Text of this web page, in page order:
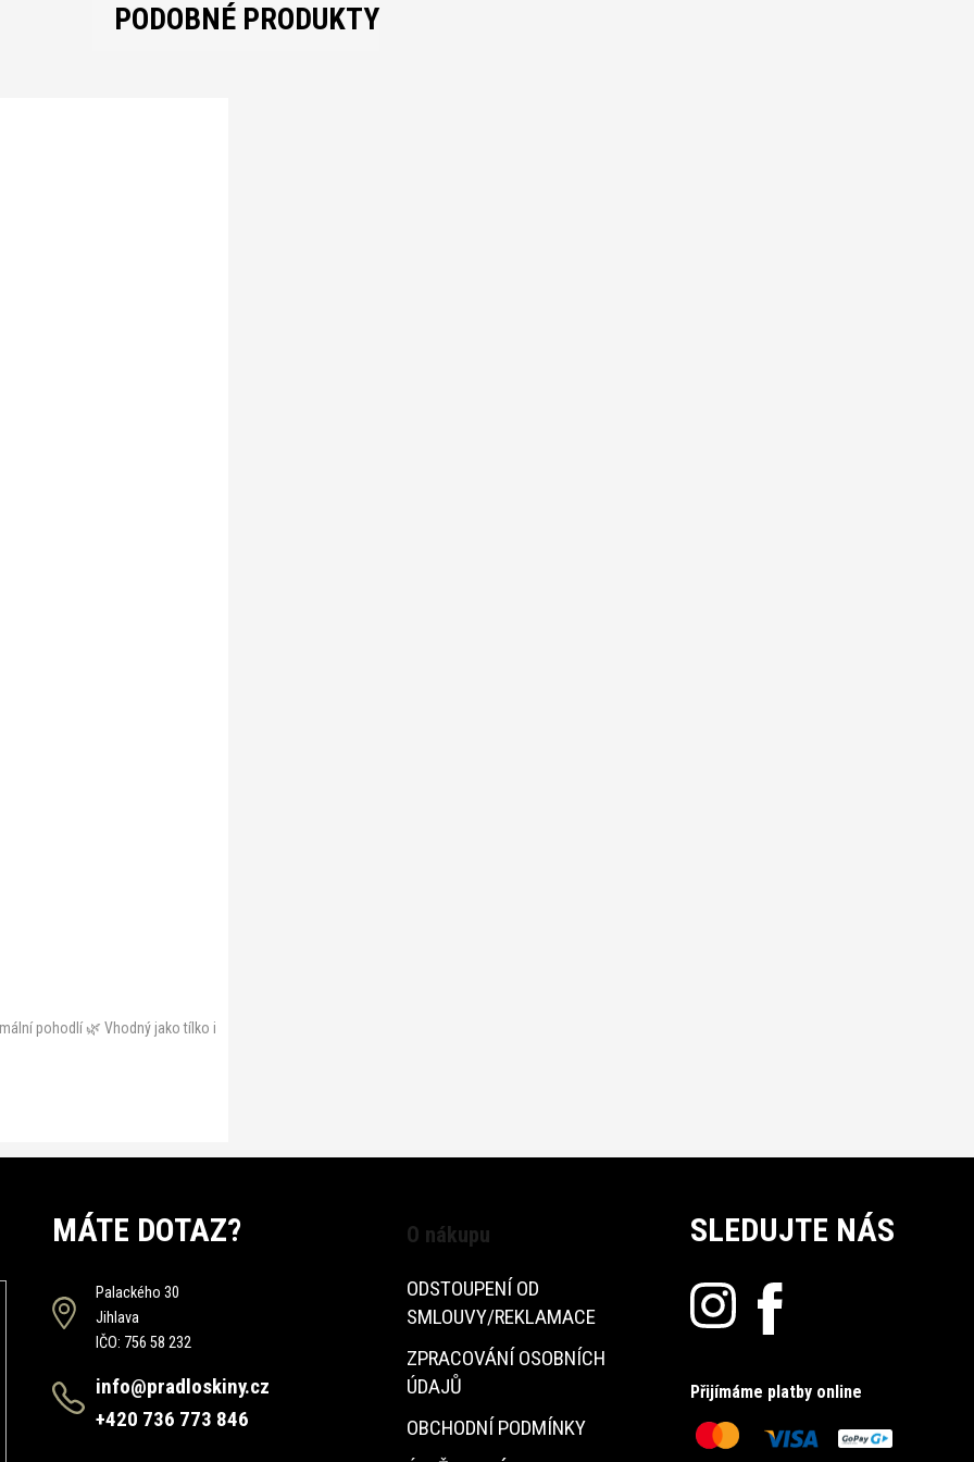
PODOBNÉ PRODUKTY
pohodlí 🌿 Vhodný jako tílko i
MÁTE DOTAZ?
Palackého 30
Jihlava
IČO: 756 58 232
info@pradloskiny.cz
+420 736 773 846
O nákupu
ODSTOUPENÍ OD
SMLOUVY/REKLAMACE
ZPRACOVÁNÍ OSOBNÍCH
ÚDAJŮ
OBCHODNÍ PODMÍNKY
SLEDUJTE NÁS
Přijímáme platby online